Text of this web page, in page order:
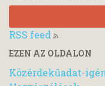
RSS feed
EZEN AZ OLDALON
Közérdekűadat-